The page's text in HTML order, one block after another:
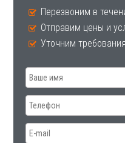
Перезвоним в
Отправим цены и
Уточним